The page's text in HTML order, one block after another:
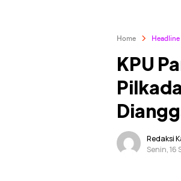
Home Headline
KPU
Redaksi
Senin, 16